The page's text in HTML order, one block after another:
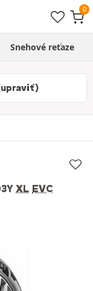
Snehové reťaze
(upraviť)
XL EVC